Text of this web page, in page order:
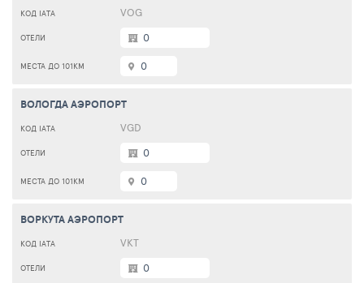
VOG
0
0
ВОЛОГДА АЭРОПОРТ
VGD
0
0
ВОРКУТА АЭРОПОРТ
VKT
0